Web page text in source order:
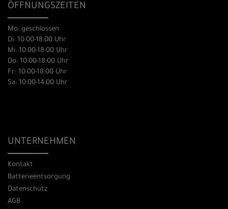
ÖFFNUNGSZEITEN
Mo: geschlossen
Di: 10:00-18:00 Uhr
Mi: 10:00-18:00 Uhr
Do: 10:00-18:00 Uhr
Fr: 10:00-18:00 Uhr
Sa: 10:00-14:00 Uhr
UNTERNEHMEN
Kontakt
Batterieentsorgung
Datenschutz
AGB